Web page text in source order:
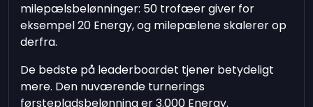
milepælsbelønninger: 50 trofæer giver for
eksempel 20 Energy, og milepælene skalerer op
derfra.
De bedste på leaderboardet tjener betydeligt
mere. Den nuværende turnerings
førstepladsbelønning er 3.000 Energy.